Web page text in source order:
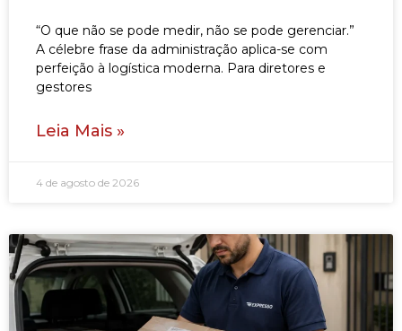
“O que não se pode medir, não se pode gerenciar.”
A célebre frase da administração aplica-se com
perfeição à logística moderna. Para diretores e
gestores
Leia Mais »
4 de agosto de 2026